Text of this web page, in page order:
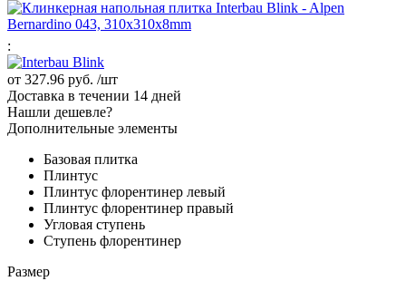
:
от 327.96 руб. /шт
Доставка в течении 14 дней
Нашли дешевле?
Дополнительные элементы
Базовая плитка
Плинтус
Плинтус флорентинер левый
Плинтус флорентинер правый
Угловая ступень
Ступень флорентинер
Размер